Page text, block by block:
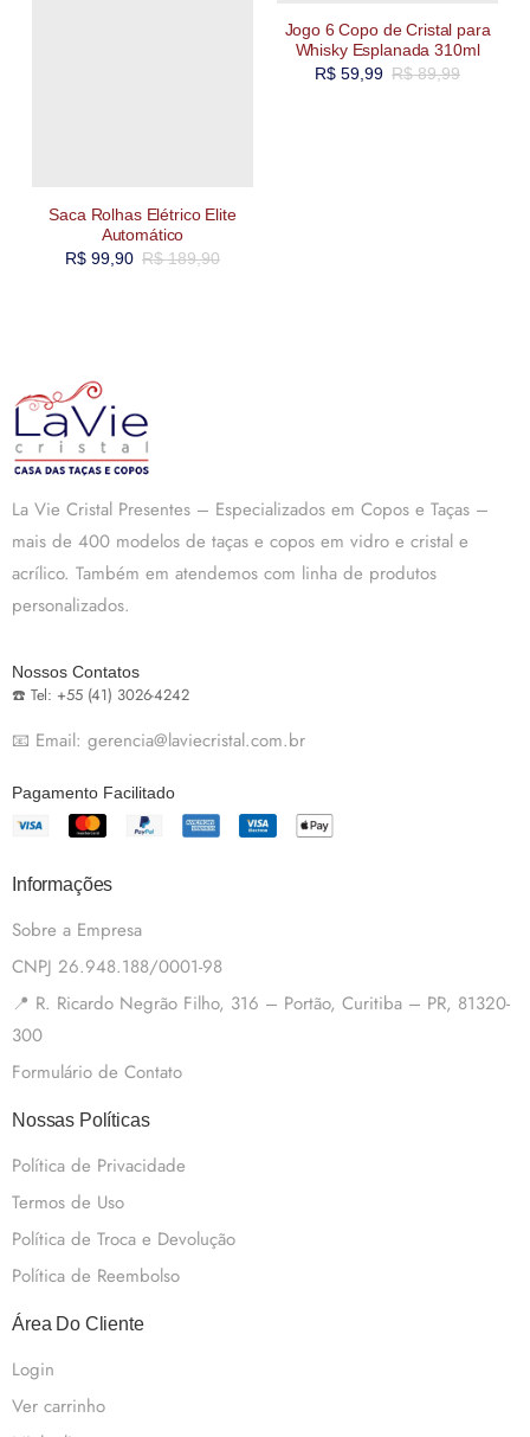
Saca Rolhas Elétrico Elite
Automático
R$189,90
R$99,90
Jogo 6 Copo de Cristal para
Whisky Esplanada 310ml
R$89,99
R$59,99
La Vie Cristal Presentes – Especializados em Copos e Taças –
mais de 400 modelos de taças e copos em vidro e cristal e
acrílico. Também em atendemos com linha de produtos
personalizados.
Nossos Contatos
☎️ Tel: +55 (41) 3026-4242
📧 Email: gerencia@laviecristal.com.br
Pagamento Facilitado
Informações
Sobre a Empresa
CNPJ 26.948.188/0001-98
📍 R. Ricardo Negrão Filho, 316 – Portão, Curitiba – PR, 81320-
300
Formulário de Contato
Nossas Políticas
Política de Privacidade
Termos de Uso
Política de Troca e Devolução
Política de Reembolso
Área Do Cliente
Login
Ver carrinho